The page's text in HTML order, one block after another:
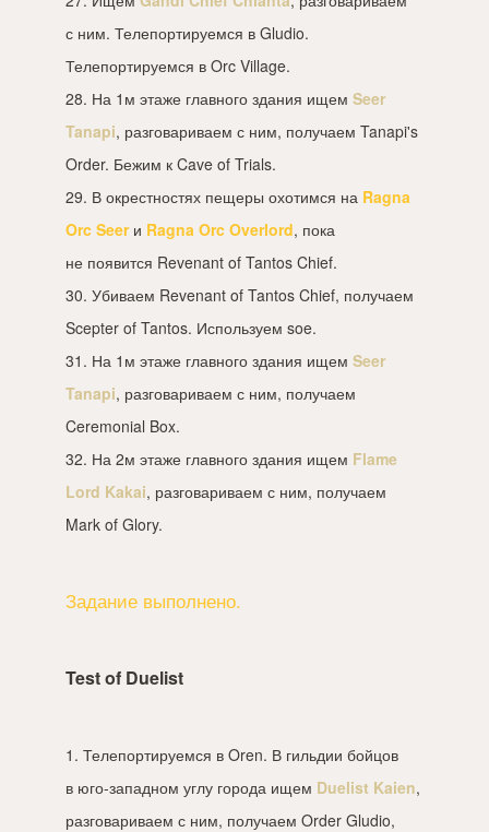
с ним. Телепортируемся в Gludio.
Телепортируемся в Orc Village.
28. На 1м этаже главного здания ищем Seer
Tanapi, разговариваем с ним, получаем Tanapi's
Order. Бежим к Cave of Trials.
29. В окрестностях пещеры охотимся на Ragna
Orc Seerи Ragna Orc Overlord, пока
не появится Revenant of Tantos Chief.
30. Убиваем Revenant of Tantos Chief, получаем
Scepter of Tantos. Используем soe.
31. На 1м этаже главного здания ищем Seer
Tanapi, разговариваем с ним, получаем
Ceremonial Box.
32. На 2м этаже главного здания ищем Flame
Lord Kakai, разговариваем с ним, получаем
Mark of Glory.
Задание выполнено.
Test of Duelist
1. Телепортируемся в Oren. В гильдии бойцов
в юго-западном углу города ищем Duelist Kaien,
разговариваем с ним, получаем Order Gludio,